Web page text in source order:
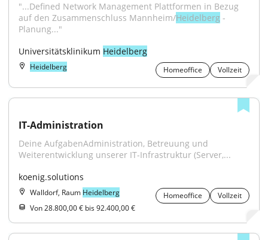
"...Defined Network Management Plattformen in Bezug
auf den Zusammenschluss Mannheim/Heidelberg -
Planung..."
Universitätsklinikum Heidelberg
Heidelberg Homeoffice Vollzeit
IT-Administration
Deine AufgabenAdministration, Betreuung und
Weiterentwicklung unserer IT-Infrastruktur (Server,...
koenig.solutions
Walldorf, Raum Heidelberg Homeoffice
Vollzeit
Von 28.800,00 € bis 92.400,00 €